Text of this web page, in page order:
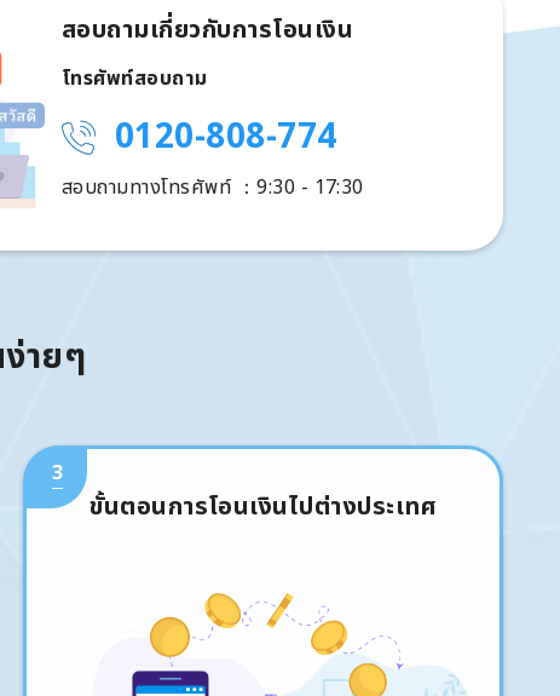
สอบถามเกี่ยวกับการโอนเงิน
โทรศัพท์สอบถาม
0120-808-774
สอบถามทางโทรศัพท์ ：9:30 - 17:30
ายๆ
3
ขั้นตอนการโอนเงินไปต่างประเทศ